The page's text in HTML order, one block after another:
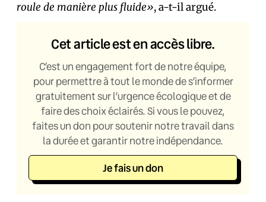
roule de manière plus fluide», a-t-il argué.
Cet article est en accès libre.
C’est un engagement fort de notre équipe,
pour permettre à tout le monde de s’informer
gratuitement sur l’urgence écologique et de
faire des choix éclairés. Si vous le pouvez,
faites un don pour soutenir notre travail dans
la durée et garantir notre indépendance.
Je fais un don